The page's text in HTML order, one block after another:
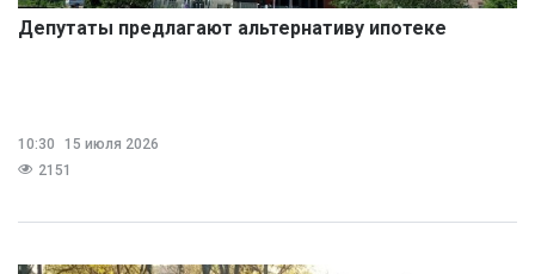
Депутаты предлагают альтернативу ипотеке
10:30
15 июля 2026
2151